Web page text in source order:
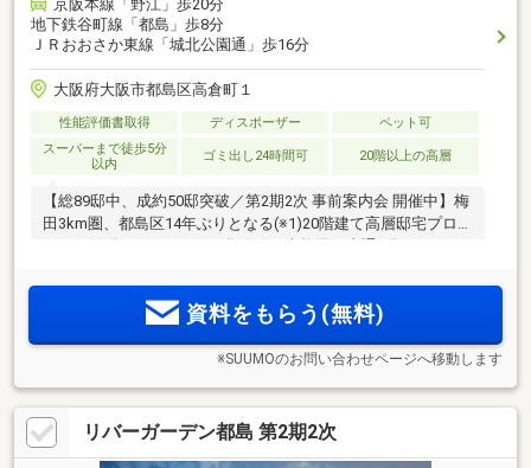
京阪本線「野江」歩20分
地下鉄谷町線「都島」歩8分
ＪＲおおさか東線「城北公園通」歩16分
大阪府大阪市都島区高倉町１
性能評価書取得 ディスポーザー
ペット可
スーパーまで徒歩5分
以内
ゴミ出し24時間可 20階以上の高層
【総89邸中、成約50邸突破／第2期2次 事前案内会 開催中】梅
田3km圏、都島区14年ぶりとなる(※1)20階建て高層邸宅プロジ
ェクト始動。Osaka Metro谷町線で東梅田へ直通6分。ZEHマ
資料をもらう(無料)
※SUUMOのお問い合わせページへ移動します
リバーガーデン都島 第2期2次